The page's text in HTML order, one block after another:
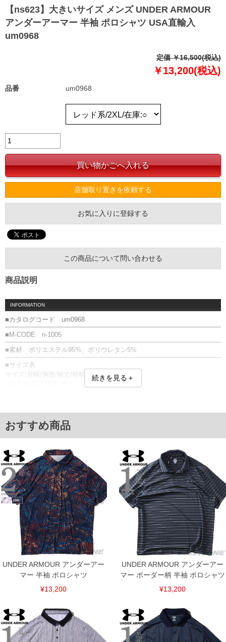
【ns623】大きいサイズ メンズ UNDER ARMOUR
アンダーアーマー 半袖 ポロシャツ USA直輸入
um0968
定価 ￥16,500(税込)
￥13,200(税込)
品番 um0968
店舗取り置きを依頼する
お気に入りに登録する
この商品について問い合わせる
商品説明
INFORMATION
■カタログコード um0968
■M-CODE n-1005
■素材 ポリエステル95%、ポリウレタン5%
■サイズ表
サイズ/肩幅/胸囲/袖丈/裾幅/着丈
下着(肌着)やワイシャツは商品の性質上、返品交換不可とさせて頂いております。予め
ご了承くださいませ。
裾上げ料金は500円+税となります。
備考欄に股下●cmとご記入下さい。（裾上げ無料対象商品は1本につき税込6,000円以
上の品が対象。1本5,999円以下の商品は有料（500円+税）となります。）
出荷まで約1週間～20日間程お時間を頂く場合がございます。
尚、裾上げした商品は返品・交換不可となりますので、予めご了承下さい。
一部、お直しに対応出来ない商品がございます。(例：裾にファスナーや調節ひもが付
いている、極端なデザインが施されている等)
※商品によって若干のサイズの誤差がございます。また、お客様がご使用の環境（コ
ンピュータ画面）によって、商品の色味が若干異なる場合がございます。予めご了承
ください。
※当店での掲載商品は、実店鋪と在庫を共用しておりますので店頭での売り違い、店
舗からのお取り寄せ等により、お客様にご迷惑をお掛けしてしまう場合がございま
す。そのようなことがない様最大限に努めておりますが、もしあった場合速やかにご
連絡させて頂きますので予めご了承ください。
ITEM INTRODUCTION
続きを見る＋
おすすめ商品
UNDER ARMOUR アンダーアー
マー 半袖 ポロシャツ
¥13,200
UNDER ARMOUR アンダーアー
マー ボーダー柄 半袖 ポロシャツ
¥13,200